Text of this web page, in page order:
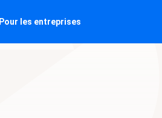
Pour les entreprises